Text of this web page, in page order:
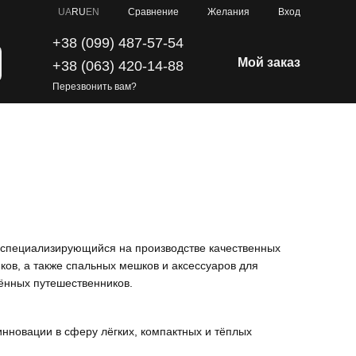
UARU EN Сравнение Желания Вход
+38 (099) 487-57-54
+38 (063) 420-14-88
Перезвонить вам?
Мой заказ
на производстве качественных
а также спальных мешков и аксессуаров для
путешественников.
в сферу лёгких, компактных и тёплых